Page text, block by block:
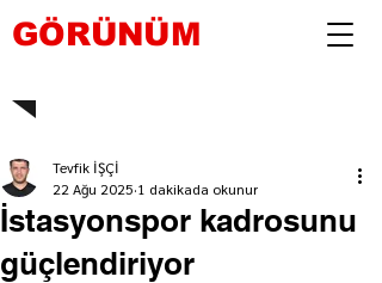
GÖRÜNÜM
İstasyonspor kadrosunu
güçlendiriyor
Tevfik İŞÇİ
22 Ağu 2025 1 dakikada okunur